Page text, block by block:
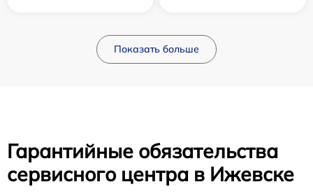
Показать больше
Гарантийные обязательства
сервисного центра в Ижевске